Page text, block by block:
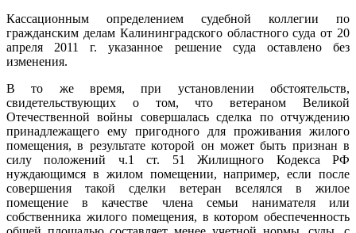
Кассационным определением судебной коллегии по
гражданским делам Калининградского областного суда от 20
апреля 2011 г. указанное решение суда оставлено без
изменения.
В то же время, при установлении обстоятельств,
свидетельствующих о том, что ветераном Великой
Отечественной войны совершалась сделка по отчуждению
принадлежащего ему пригодного для проживания жилого
помещения, в результате которой он может быть признан в
силу положений ч.1 ст. 51 Жилищного Кодекса РФ
нуждающимся в жилом помещении, например, если после
совершения такой сделки ветеран вселялся в жилое
помещение в качестве члена семьи нанимателя или
собственника жилого помещения, в котором обеспеченность